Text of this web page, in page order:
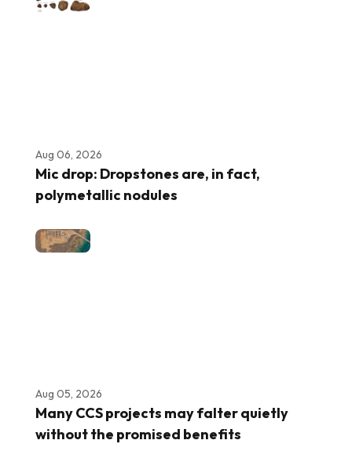
Aug 06, 2026
Mic drop: Dropstones are, in fact,
polymetallic nodules
Aug 05, 2026
Many CCS projects may falter quietly
without the promised benefits